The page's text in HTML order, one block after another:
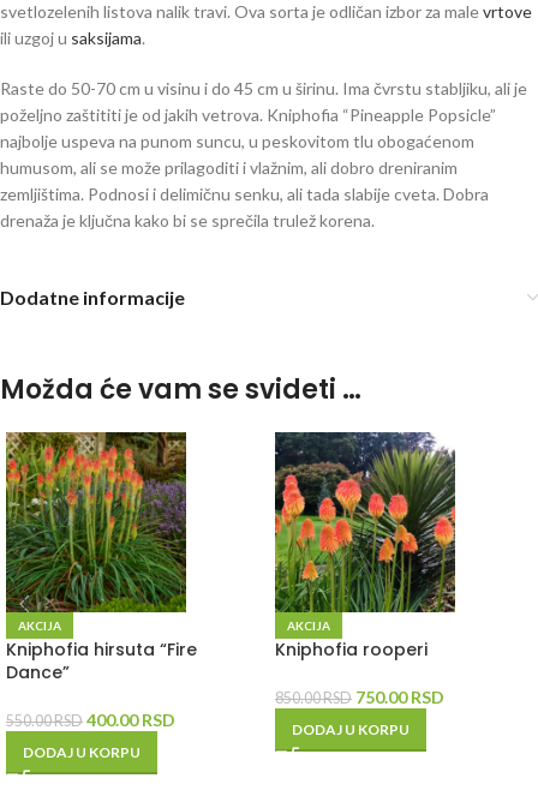
svetlozelenih listova nalik travi. Ova sorta je odličan izbor za malevrtove
ili uzgoj u saksijama.
Raste do 50-70 cm u visinu i do 45 cm u širinu. Ima čvrstu stabljiku, ali je
poželjno zaštititi je od jakih vetrova. Kniphofia “Pineapple Popsicle”
najbolje uspeva na punom suncu, u peskovitom tlu obogaćenom
humusom, ali se može prilagoditi i vlažnim, ali dobro dreniranim
zemljištima. Podnosi i delimičnu senku, ali tada slabije cveta. Dobra
drenaža je ključna kako bi se sprečila trulež korena.
Dodatne informacije
Možda će vam se svideti …
AKCIJA
Kniphofia hirsuta “Fire
Dance”
550.00RSD 400.00RSD
DODAJ U KORPU
AKCIJA
Kniphofia rooperi
850.00RSD 750.00RSD
DODAJ U KORPU